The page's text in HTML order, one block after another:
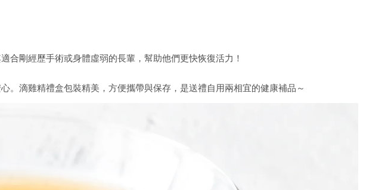
合剛經歷手術或身體虛弱的長輩，幫助他們更快恢復活力！
。滴雞精禮盒包裝精美，方便攜帶與保存，是送禮自用兩相宜的健康補品～